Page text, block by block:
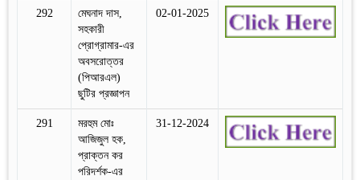
292
মেঘনাদ দাস,
সহকারী
প্রোগ্রামার-এর
অবসরোত্তর
(পিআরএল)
ছুটির প্রজ্ঞাপন
02-01-2025
291
মরহুম মোঃ
আজিজুল হক,
প্রাক্তন কর
পরিদর্শক-এর
31-12-2024